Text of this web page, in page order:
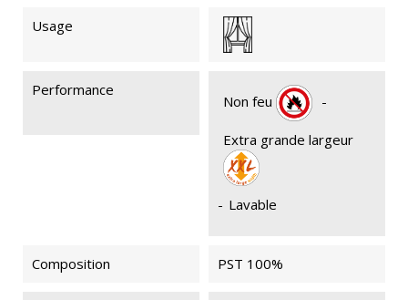
Usage
Performance
Non feu -
Extra grande largeur
- Lavable
Composition PST 100%